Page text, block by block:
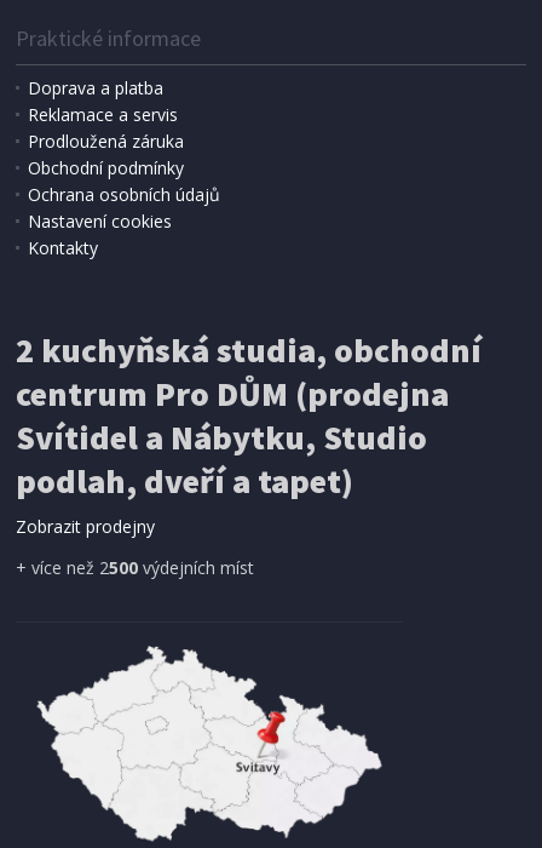
8 473 Kč
DOPRAVA ZDARMA
8 473 Kč Přidat do košíku
KANCELÁŘSKÉ KŘESLO
Praktické informace
Doprava a platba
Reklamace a servis
Prodloužená záruka
Obchodní podmínky
Ochrana osobních údajů
Nastavení cookies
Kontakty
2 kuchyňská studia, obchodní
centrum Pro DŮM (prodejna
Svítidel a Nábytku, Studio
podlah, dveří a tapet)
Zobrazit prodejny
+ více než 2500 výdejních míst